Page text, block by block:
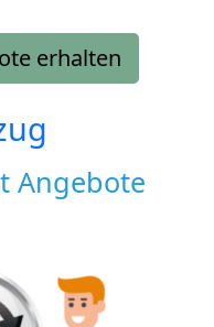
erhalten
Angebote